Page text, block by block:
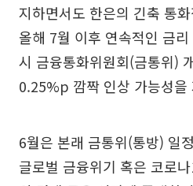
지하면서도 한은의 긴축 통
올해 7월 이후 연속적인 금
시 금융통화위원회(금통위)
0.25%p 깜짝 인상 가능성을
6월은 본래 금통위(통방) 일
글로벌 금융위기 혹은 코로